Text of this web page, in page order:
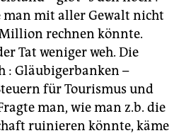
man mit aller Gewalt nicht
rechnen könnte.
Tat weniger weh. Die
: Gläubigerbanken –
für Tourismus und
man, wie man z.b. die
ruinieren könnte, käme